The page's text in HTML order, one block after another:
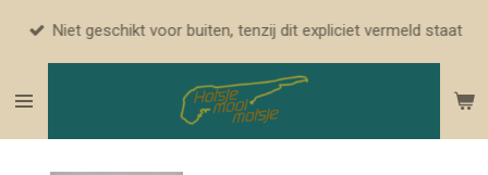
de
Niet geschikt voor buiten, tenzij dit expliciet vermeld staat